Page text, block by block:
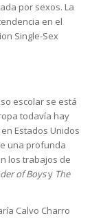
por sexos. La
en el
Single-Sex
escolar se está
todavía hay
Estados Unidos
una profunda
los trabajos de
of Boysy The
Calvo Charro